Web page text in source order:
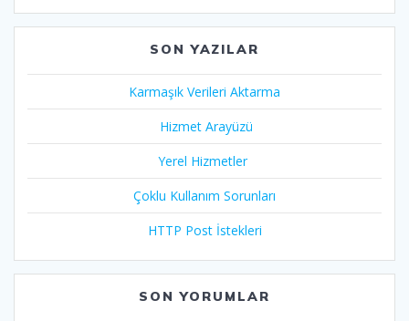
SON YAZILAR
Karmaşık Verileri Aktarma
Hizmet Arayüzü
Yerel Hizmetler
Çoklu Kullanım Sorunları
HTTP Post İstekleri
SON YORUMLAR